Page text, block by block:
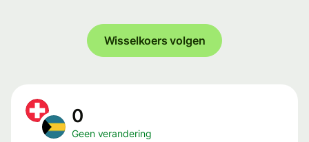
Wisselkoers volgen
0
Geen verandering